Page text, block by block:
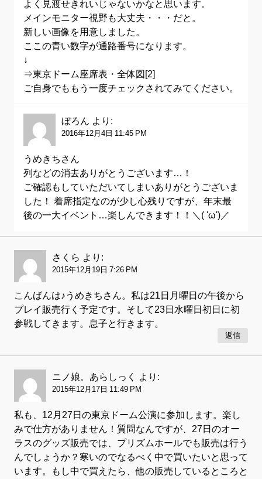
よく見渡せきれいじゃないかなと思います。
メインモニター視野も大丈夫・・・だと。
新しい画像を用意しました。
ここの青い数字が通路番号になります。
↓
⇒東京ドーム座席表・全体図[2]
ご自身でももう一度チェックされてみてください。
ぼろん より:
2016年12月4日 11:45 PM
うめきちさん
列などの消去ありがとうございます…！
ご確認もしていただいてしまいありがとうございま
した！ 着席指定なのが少し心残りですが、年末最
後の一大イベント…楽しんできます！！＼( 'ω')／
さくら より:
2015年12月19日 7:26 PM
こんばんは♪うめきちさん。私は21日月曜日の午後から
プレイ販売行く予定です。そして23日水曜日初日に初
参戦してきます。息子と行きます。
返信
ニノ娘。あらしっく より:
2015年12月17日 11:49 PM
私も、12月27日の東京ドーム公演に参加します。楽し
みで仕方がありません！質問なんですが、27日のオー
ラスのグッズ販売では、プリズムホールでも販売は行う
んでしょうか？寒いのでなるべく中で買いたいと思って
います。もし中で買えたら、他の販売しているところと